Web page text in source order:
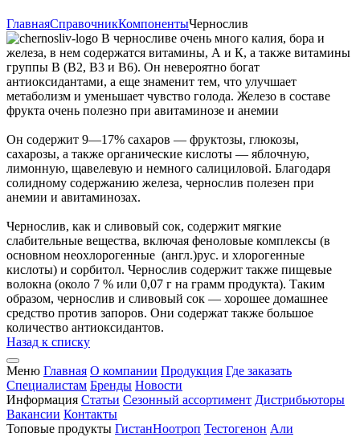
ГлавнаяСправочникКомпонентыЧернослив
В черносливе очень много калия, бора и
железа, в нем содержатся витамины, А и К, а также витамины
группы В (В2, В3 и В6). Он невероятно богат
антиоксидантами, а еще знаменит тем, что улучшает
метаболизм и уменьшает чувство голода. Железо в составе
фрукта очень полезно при авитаминозе и анемии
Он содержит 9—17% сахаров — фруктозы, глюкозы,
сахарозы, а также органические кислоты — яблочную,
лимонную, щавелевую и немного салициловой. Благодаря
солидному содержанию железа, чернослив полезен при
анемии и авитаминозах.
Чернослив, как и сливовый сок, содержит мягкие
слабительные вещества, включая феноловые комплексы (в
основном неохлорогенные (англ.)рус. и хлорогенные
кислоты) и сорбитол. Чернослив содержит также пищевые
волокна (около 7 % или 0,07 г на грамм продукта). Таким
образом, чернослив и сливовый сок — хорошее домашнее
средство против запоров. Они содержат также большое
количество антиоксидантов.
Назад к списку
Меню Главная О компании Продукция Где заказать
Специалистам Бренды Новости
Информация Статьи Сезонный ассортимент Дистрибьюторы
Вакансии Контакты
Топовые продукты ГистанНоотроп Тестогенон Али